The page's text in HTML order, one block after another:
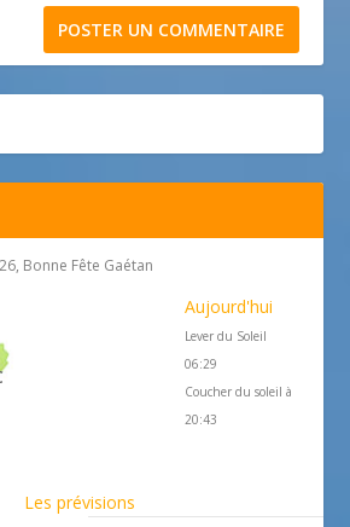
Bonne Fête Gaétan
Aujourd'hui
Lever du Soleil
06:29
Coucher du soleil à
20:43
Les prévisions